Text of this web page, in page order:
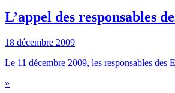
L’appel des responsables
18 décembre 2009
Le 11 décembre 2009, les responsables des
»